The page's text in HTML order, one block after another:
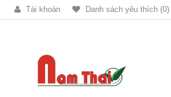
Tài khoản Danh sách yêu thích (0)